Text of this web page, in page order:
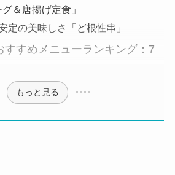
＆唐揚げ定食」
定の美味しさ「ど根性串」
すすめメニューランキング：7
もっと見る